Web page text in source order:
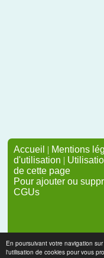
En poursuivant votre navigation
l'utilisation de cookies pour vous
Accueil | Mentions
d'utilisation |
de cette page
Pour ajouter ou
CGUs